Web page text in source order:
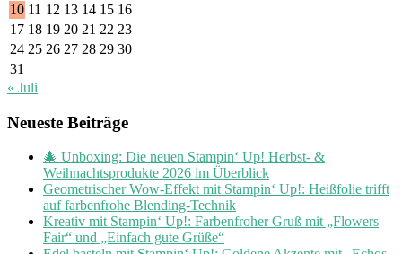
10 11 12 13 14 15 16
17 18 19 20 21 22 23
24 25 26 27 28 29 30
31
« Juli
Neueste Beiträge
🎄 Unboxing: Die neuen Stampin‘ Up! Herbst- &
Weihnachtsprodukte 2026 im Überblick
Geometrischer Wow-Effekt mit Stampin‘ Up!: Heißfolie trifft
auf farbenfrohe Blending-Technik
Kreativ mit Stampin‘ Up!: Farbenfroher Gruß mit „Flowers
Fair“ und „Einfach gute Grüße“